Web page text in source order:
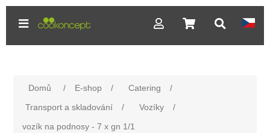
Domů / E-shop / Catering
/
Transport a skladování
/ Vozíky
/
vozík na podnosy - 7 x gn 1/1